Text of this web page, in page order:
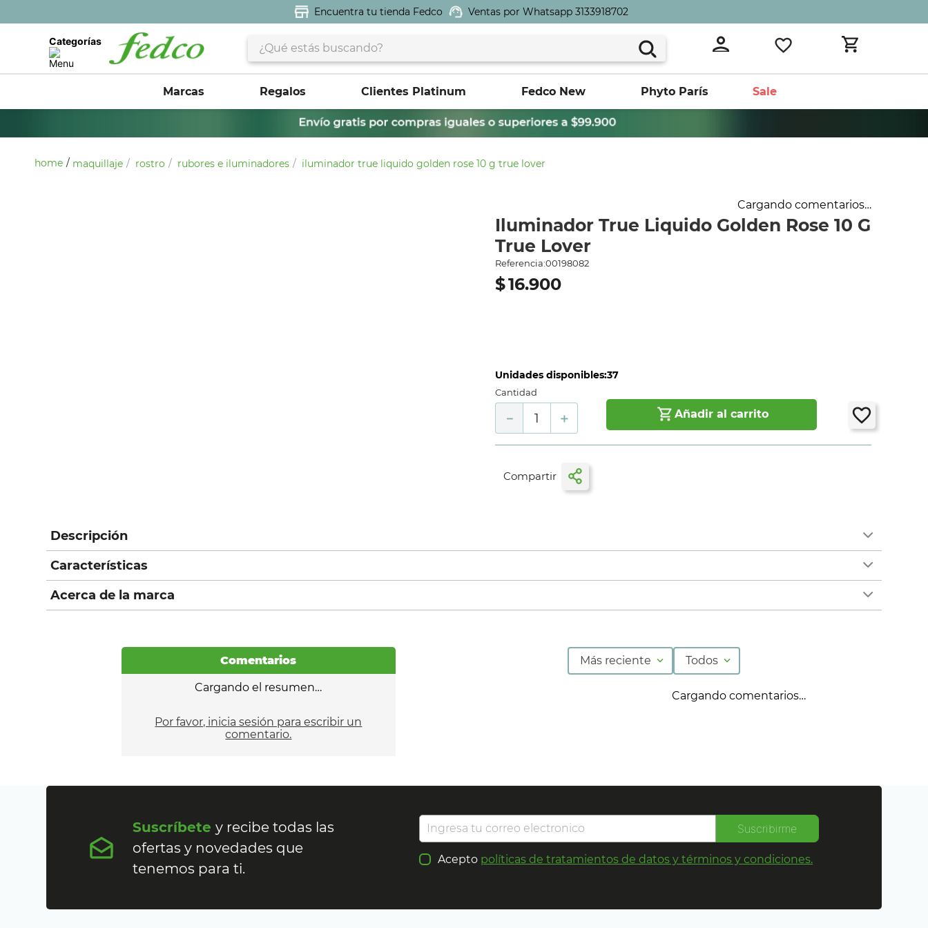
Encuentra tu tienda Fedco Ventas por Whatsapp 3133918702
Categorías ¿Qué estás buscando?
Marcas Regalos Clientes Platinum Fedco New Phyto París Sale
maquillaje rostro rubores e iluminadores iluminador true liquido golden rose 10 g true lover
Cargando comentarios…
Iluminador True Liquido Golden Rose 10 G
True Lover
Referencia:00198082
$16.900
Unidades disponibles:37
Cantidad
＋
－ Añadir al carrito
Descripción
Características
Acerca de la marca
Comentarios
Cargando el resumen…
Por favor, inicia sesión para escribir un
comentario.
Más reciente Todos
Cargando comentarios…
Suscríbetey recibe todas las
ofertas y novedades que
tenemos para ti.
Suscribirme
Acepto políticas de tratamientos de datos y términos y condiciones.